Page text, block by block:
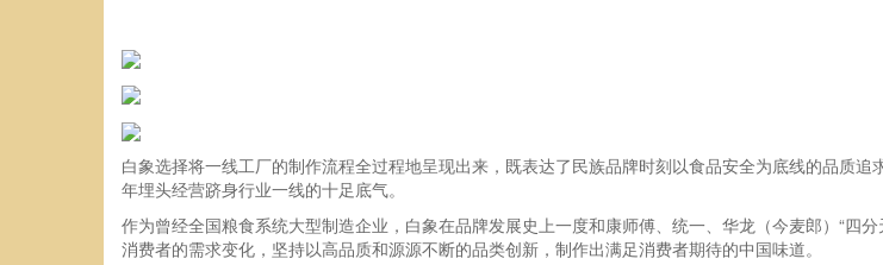
白象选择将一线工厂的制作流程全过程地呈现出来，既表达了民族品牌时刻以食品安全为底线的品质
年埋头经营跻身行业一线的十足底气。
作为曾经全国粮食系统大型制造企业，白象在品牌发展史上一度和康师傅、统一、华龙（今麦郎）“四
消费者的需求变化，坚持以高品质和源源不断的品类创新，制作出满足消费者期待的中国味道。